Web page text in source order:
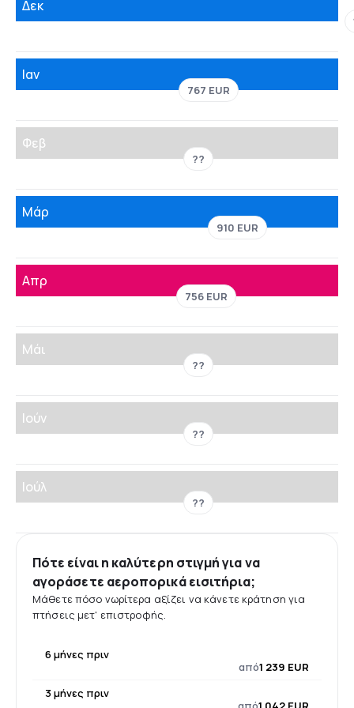
Δεκ
Ιαν
767 EUR
Φεβ
??
Μάρ
910 EUR
Απρ
756 EUR
Μάι
??
Ιούν
??
Ιούλ
??
Πότε είναι η καλύτερη στιγμή για να
αγοράσετε αεροπορικά εισιτήρια;
Μάθετε πόσο νωρίτερα αξίζει να κάνετε κράτηση για
πτήσεις μετ' επιστροφής.
6 μήνες πριν
από1 239 EUR
3 μήνες πριν